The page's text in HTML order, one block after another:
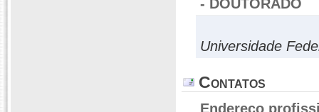
- DOUTORADO
Universidade
Contatos
Endereço